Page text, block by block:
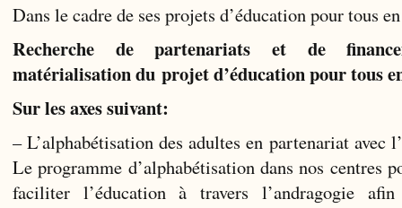
Dans le cadre de ses projets d’éducation pour tous
Recherche de partenariats et de
matérialisation duprojet d’éducation pour tous
Sur les axes suivant:
– L’alphabétisation des adultes en partenariat avec
Le programme d’alphabétisation dans nos centres
faciliter l’éducation à travers l’andragogie